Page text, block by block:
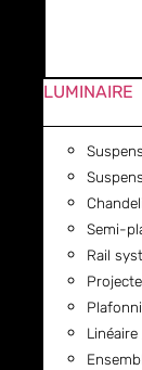
LUMINAIRE
Semi-
Rail